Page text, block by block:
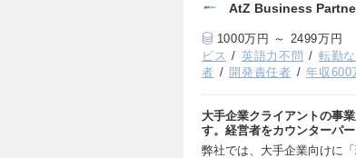
AtZ Business
1000万円 ～ 2499万円
ビス
英語力不問 転勤
者
開発責任者 年収600
大手企業クライアントの事
す。経営者をカウンターパ
弊社では、大手企業向けに